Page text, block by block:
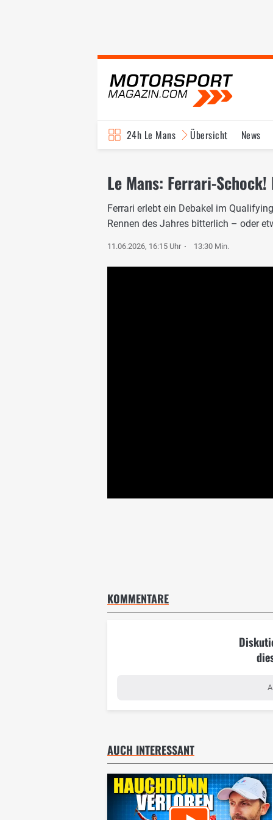
24h Le Mans Übersicht News
Le Mans: Ferrari-
Ferrari erlebt ein Debakel im
Rennen des Jahres bitterlich – oder
11.06.2026, 16:15 Uhr 13:30 Min.
KOMMENTARE
AUCH INTERESSANT